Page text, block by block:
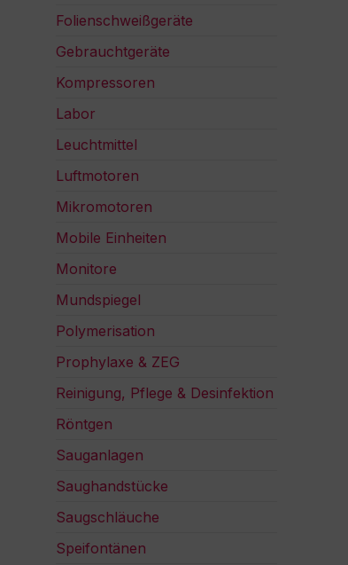
Folienschweißgeräte
Gebrauchtgeräte
Kompressoren
Labor
Leuchtmittel
Luftmotoren
Mikromotoren
Mobile Einheiten
Monitore
Mundspiegel
Polymerisation
Prophylaxe & ZEG
Reinigung, Pflege & Desinfektion
Röntgen
Sauganlagen
Saughandstücke
Saugschläuche
Speifontänen